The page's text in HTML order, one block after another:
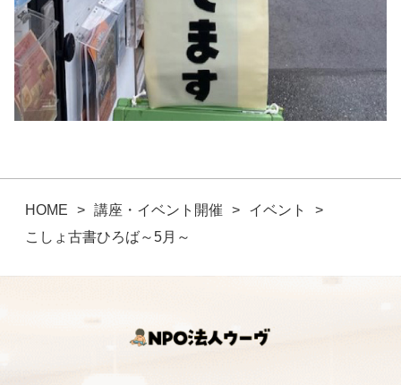
HOME 講座・イベント開催
イベント
こしょ古書ひろば～5月～